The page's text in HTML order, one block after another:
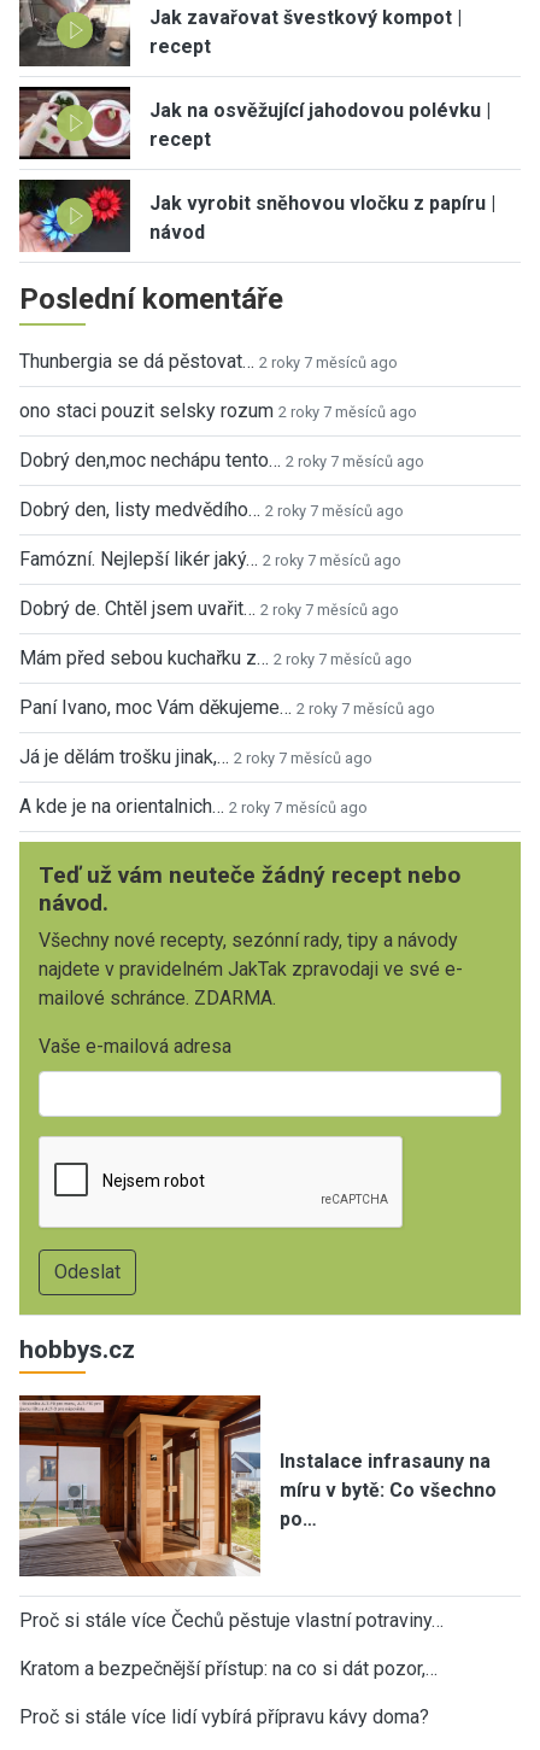
Jak zavařovat švestkový kompot |
recept
Jak na osvěžující jahodovou polévku |
recept
Jak vyrobit sněhovou vločku z papíru |
návod
Poslední komentáře
Thunbergia se dá pěstovat… 2 roky 7 měsíců ago
ono staci pouzit selsky rozum 2 roky 7 měsíců ago
Dobrý den,moc nechápu tento… 2 roky 7 měsíců ago
Dobrý den, listy medvědího… 2 roky 7 měsíců ago
Famózní. Nejlepší likér jaký… 2 roky 7 měsíců ago
Dobrý de. Chtěl jsem uvařit… 2 roky 7 měsíců ago
Mám před sebou kuchařku z… 2 roky 7 měsíců ago
Paní Ivano, moc Vám děkujeme… 2 roky 7 měsíců ago
Já je dělám trošku jinak,… 2 roky 7 měsíců ago
A kde je na orientalnich… 2 roky 7 měsíců ago
Teď už vám neuteče žádný recept nebo
návod.
Všechny nové recepty, sezónní rady, tipy a návody
najdete v pravidelném JakTak zpravodaji ve své e-
mailové schránce. ZDARMA.
Vaše e-mailová adresa
hobbys.cz
Instalace infrasauny na
míru v bytě: Co všechno
po…
Proč si stále více Čechů pěstuje vlastní potraviny…
Kratom a bezpečnější přístup: na co si dát pozor,…
Proč si stále více lidí vybírá přípravu kávy doma?